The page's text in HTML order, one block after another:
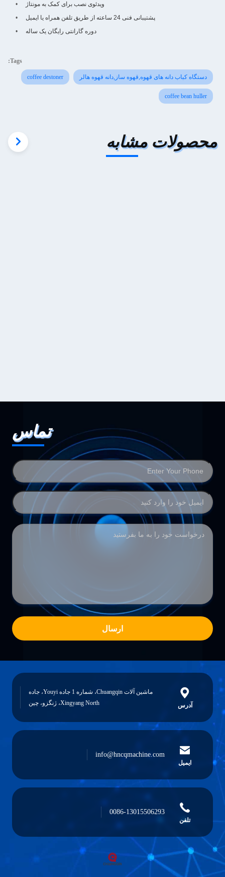
ویدئوی نصب برای کمک به مونتاژ
پشتیبانی فنی 24 ساعته از طریق تلفن همراه یا ایمیل
دوره گارانتی رایگان یک ساله
Tags:
دستگاه کباب دانه های قهوه,قهوه ساز,دانه قهوه هالر coffee destoner
coffee bean huller
محصولات مشابه
تماس
ارسال
آدرس
ماشین آلات Chuangqin، شماره 1 جاده Youyi، جاده
Xingyang North، ژنگزو، چین
ایمیل
info@hncqmachine.com
تلفن
0086-13015506293